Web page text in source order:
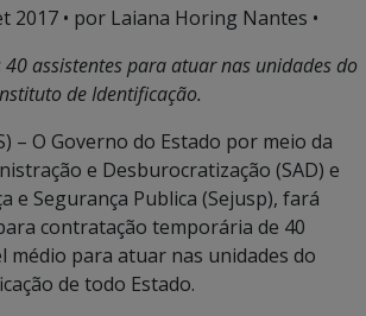
2017 • por Laiana Horing Nantes •
40 assistentes para atuar nas unidades do
de Identificação.
– O Governo do Estado por meio da
e Desburocratização (SAD) e
e Segurança Publica (Sejusp), fará
contratação temporária de 40
médio para atuar nas unidades do
de todo Estado.